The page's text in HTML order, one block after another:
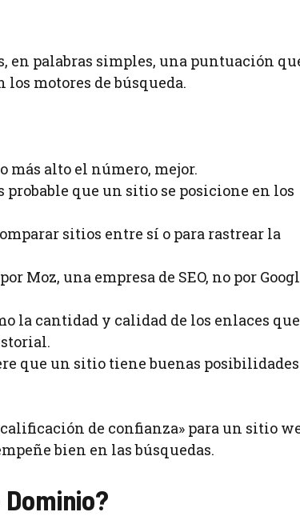
en palabras simples, una puntuación
motores de búsqueda.
más alto el número, mejor.
que un sitio se posicione en los
sitios entre sí o para rastrear la
Moz, una empresa de SEO, no por
la cantidad y calidad de los enlaces que
que un sitio tiene buenas posibilidades
de confianza» para un sitio
bien en las búsquedas.